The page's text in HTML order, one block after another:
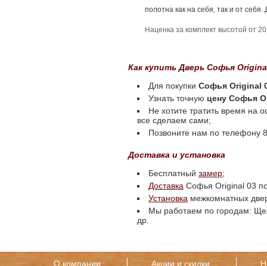
полотна как на себя, так и от
Наценка за комплект высотой от
Как купить Дверь Софья
Для покупки Софья Original
Узнать точную цену Софья
Не хотите тратить время на
все сделаем сами;
Позвоните нам по телефону
Доставка и установка
Бесплатный замер;
Доставка Софья Original 03
Установка межкомнатных
Мы работаем по городам:
др.
О компании Акции и скидки